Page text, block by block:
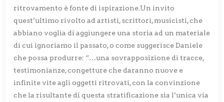
ritrovamento è fonte di ispirazione.Un invito
quest’ultimo rivolto ad artisti, scrittori, musicisti, che
abbiano voglia di aggiungere una storia ad un materiale
di cui ignoriamo il passato, o come suggerisce Daniele
che possa produrre: “…una sovrapposizione di tracce,
testimonianze, congetture che daranno nuove e
infinite vite agli oggetti ritrovati, con la convinzione
che la risultante di questa stratificazione sia l’unica via